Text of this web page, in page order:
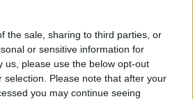
the sale, sharing to third parties, or
or sensitive information for
us, please use the below opt-out
selection. Please note that after your
you may continue seeing
December 15, 2020